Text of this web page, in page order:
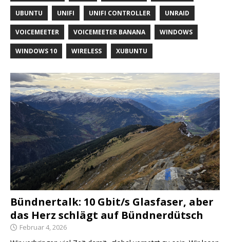
UBUNTU UNIFI UNIFI CONTROLLER UNRAID
VOICEMEETER VOICEMEETER BANANA WINDOWS
WINDOWS 10 WIRELESS XUBUNTU
Bündnertalk: 10 Gbit/s Glasfaser, aber
das Herz schlägt auf Bündnerdütsch
Februar 4, 2026